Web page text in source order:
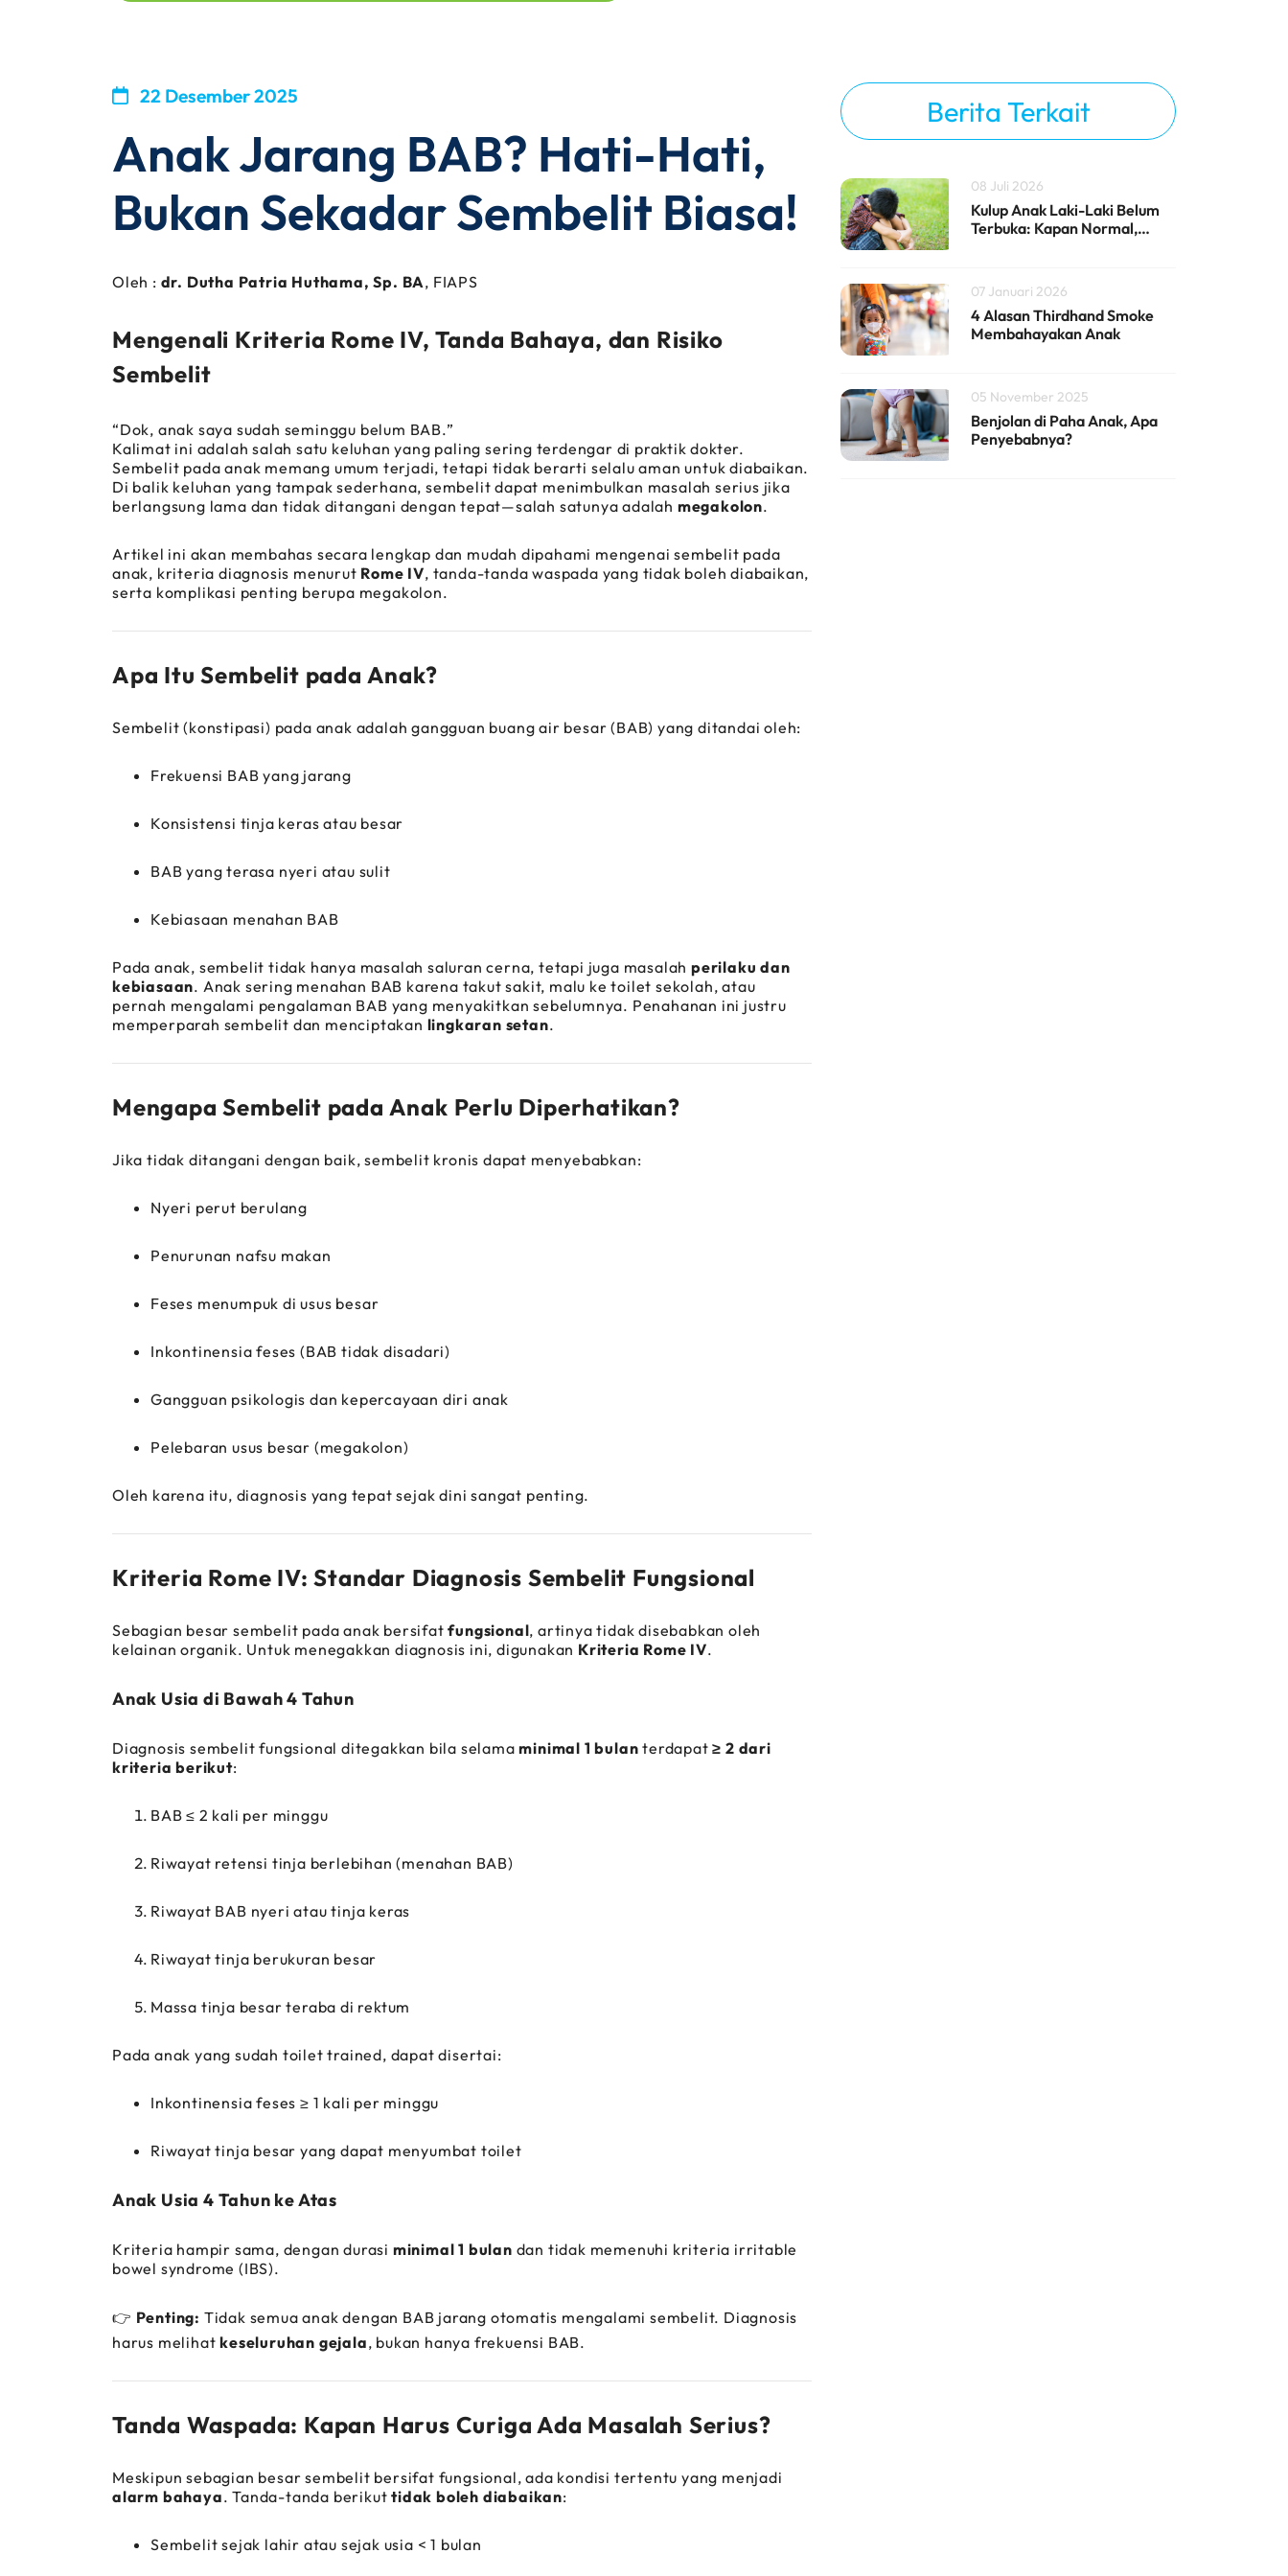
22 Desember 2025
Anak Jarang BAB? Hati-Hati,
Bukan Sekadar Sembelit Biasa!
Oleh : dr. Dutha Patria Huthama, Sp. BA, FIAPS
Mengenali Kriteria Rome IV, Tanda Bahaya, dan Risiko
Sembelit
“Dok, anak saya sudah seminggu belum BAB.”
Kalimat ini adalah salah satu keluhan yang paling sering terdengar di praktik dokter.
Sembelit pada anak memang umum terjadi, tetapi tidak berarti selalu aman untuk diabaikan.
Di balik keluhan yang tampak sederhana, sembelit dapat menimbulkan masalah serius jika
berlangsung lama dan tidak ditangani dengan tepat—salah satunya adalah megakolon.
Artikel ini akan membahas secara lengkap dan mudah dipahami mengenai sembelit pada
anak, kriteria diagnosis menurut Rome IV, tanda-tanda waspada yang tidak boleh diabaikan,
serta komplikasi penting berupa megakolon.
Apa Itu Sembelit pada Anak?
Sembelit (konstipasi) pada anak adalah gangguan buang air besar (BAB) yang ditandai oleh:
Frekuensi BAB yang jarang
Konsistensi tinja keras atau besar
BAB yang terasa nyeri atau sulit
Kebiasaan menahan BAB
Pada anak, sembelit tidak hanya masalah saluran cerna, tetapi juga masalah perilaku dan
kebiasaan. Anak sering menahan BAB karena takut sakit, malu ke toilet sekolah, atau
pernah mengalami pengalaman BAB yang menyakitkan sebelumnya. Penahanan ini justru
memperparah sembelit dan menciptakan lingkaran setan.
Mengapa Sembelit pada Anak Perlu Diperhatikan?
Jika tidak ditangani dengan baik, sembelit kronis dapat menyebabkan:
Nyeri perut berulang
Penurunan nafsu makan
Feses menumpuk di usus besar
Inkontinensia feses (BAB tidak disadari)
Gangguan psikologis dan kepercayaan diri anak
Pelebaran usus besar (megakolon)
Oleh karena itu, diagnosis yang tepat sejak dini sangat penting.
Kriteria Rome IV: Standar Diagnosis Sembelit Fungsional
Sebagian besar sembelit pada anak bersifatfungsional, artinya tidak disebabkan oleh
kelainan organik. Untuk menegakkan diagnosis ini, digunakan Kriteria Rome IV.
Anak Usia di Bawah 4 Tahun
Diagnosis sembelit fungsional ditegakkan bila selamaminimal 1 bulan terdapat≥ 2 dari
kriteria berikut:
BAB ≤ 2 kali per minggu
Riwayat retensi tinja berlebihan (menahan BAB)
Riwayat BAB nyeri atau tinja keras
Riwayat tinja berukuran besar
Massa tinja besar teraba di rektum
Pada anak yang sudah toilet trained, dapat disertai:
Inkontinensia feses ≥ 1 kali per minggu
Riwayat tinja besar yang dapat menyumbat toilet
Anak Usia 4 Tahun ke Atas
Kriteria hampir sama, dengan durasi minimal 1 bulan dan tidak memenuhi kriteria irritable
bowel syndrome (IBS).
👉 Penting: Tidak semua anak dengan BAB jarang otomatis mengalami sembelit. Diagnosis
harus melihatkeseluruhan gejala, bukan hanya frekuensi BAB.
Tanda Waspada: Kapan Harus Curiga Ada Masalah Serius?
Meskipun sebagian besar sembelit bersifat fungsional, ada kondisi tertentu yang menjadi
alarm bahaya. Tanda-tanda berikuttidak boleh diabaikan:
Sembelit sejak lahir atau sejak usia < 1 bulan
Berita Terkait
08 Juli 2026
Kulup Anak Laki-Laki Belum
Terbuka: Kapan Normal,
07 Januari 2026
4 Alasan Thirdhand Smoke
Membahayakan Anak
05 November 2025
Benjolan di Paha Anak, Apa
Penyebabnya?